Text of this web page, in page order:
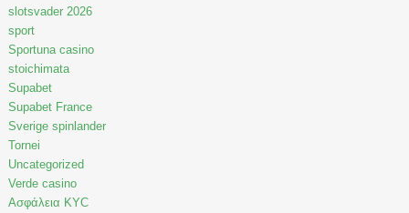
slotsvader 2026
sport
Sportuna casino
stoichimata
Supabet
Supabet France
Sverige spinlander
Tornei
Uncategorized
Verde casino
Ασφάλεια KYC